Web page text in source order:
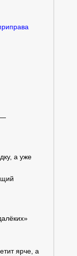
—
а уже
ярче, а